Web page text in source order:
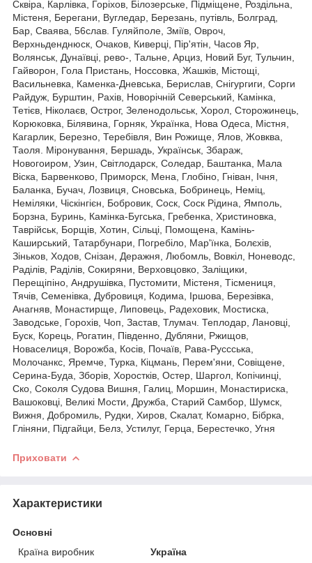
Сквіра, Карлівка, Горіхов, Білозерське, Підміщене, Роздільна,
Містеня, Берегани, Вугледар, Березань, путівль, Болград,
Бар, Сваява, 56слав. Гуляйполе, Зміїв, Овроч,
Верхньденднюск, Очаков, Киверці, Пір'ятін, Часов Яр,
Волянськ, Дунаївці, рево-, Тальне, Арциз, Новий Буг, Тульчин,
Гайворон, Гола Пристань, Носсовка, Жашків, Містощі,
Васильневка, Каменка-Дневська, Берислав, Снігургиги, Сорги
Райдуж, Бурштин, Рахів, Новорічній Северський, Камінка,
Тетієв, Ніколаєв, Острог, Зеленодольськ, Хорол, Сторожинець,
Корюковка, Білявина, Горняк, Українка, Нова Одеса, Містня,
Кагарлик, Березно, Теребівля, Вин Рожище, Ялов, Жовква,
Таоля. Міронування, Бершадь, Українськ, Збараж,
Новогоиром, Узин, Світлодарск, Соледар, Баштанка, Мала
Віска, Барвенково, Приморск, Мена, Глобіно, Гніван, Ічня,
Баланка, Бучач, Лозвиця, Сновська, Бобринець, Неміц,
Неміляки, Чіскінгієн, Бобровик, Соск, Соск Рідина, Ямполь,
Борзна, Буринь, Камінка-Бугська, Гребенка, Христиновка,
Таврійськ, Борщів, Хотин, Сільці, Помощена, Камінь-
Каширський, Татарбунари, Погребіло, Мар'їнка, Болєхів,
Зіньков, Ходов, Снізан, Деражня, Любомль, Вовкіл, Ноневодс,
Раділів, Раділів, Сокиряни, Верховцовко, Заліщики,
Перещіпіно, Андрушівка, Пустомити, Містеня, Тісмениця,
Тячів, Семенівка, Дубровиця, Кодима, Іршова, Березівка,
Анагняв, Монастирще, Липовець, Радеховик, Мостиска,
Заводське, Горохів, Чоп, Застав, Тлумач. Теплодар, Лановці,
Буск, Корець, Рогатин, Південно, Дубляни, Ржищов,
Новаселиця, Ворожба, Косів, Почаїв, Рава-Руссська,
Молочанкс, Яремче, Турка, Кіцмань, Перем'яни, Совіщене,
Серина-Буда, Зборів, Хоростків, Остер, Шаргол, Копічинці,
Ско, Соколя Судова Вишня, Галиц, Моршин, Монастириска,
Вашоковці, Великі Мости, Дружба, Старий Самбор, Шумск,
Вижня, Добромиль, Рудки, Хиров, Скалат, Комарно, Бібрка,
Гліняни, Підгайци, Белз, Устилуг, Герца, Берестечко, Угня
Приховати
Характеристики
Основні
Країна виробник
Україна